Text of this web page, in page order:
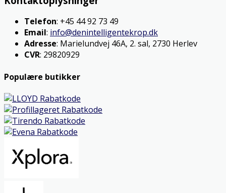
Telefon: +45 44 92 73 49
Email: info@denintelligentekrop.dk
Adresse: Marielundvej 46A, 2. sal, 2730 Herlev
CVR: 29820929
Populære butikker